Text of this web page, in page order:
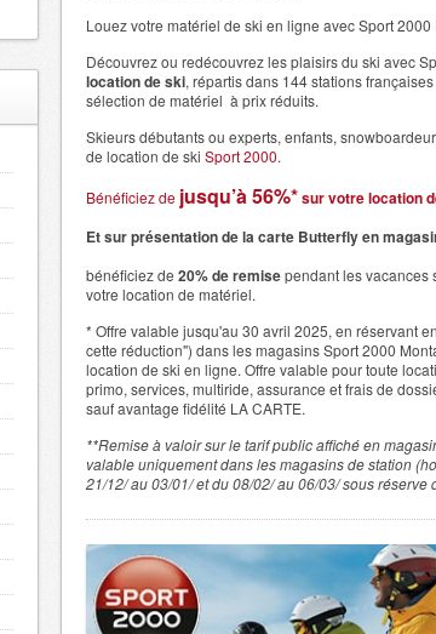
Louez votre matériel de ski en ligne avec Sport 2000
Découvrez ou redécouvrez les plaisirs du ski avec
location de ski, répartis dans 144 stations
sélection de matériel à prix réduits.
Skieurs débutants ou experts, enfants,
de location de ski Sport 2000.
Bénéficiez de jusqu’à 56%*sur votre location
Et sur présentation de la carte Butterfly en
bénéficiez de 20% de remisependant les vacances
votre location de matériel.
* Offre valable jusqu'au 30 avril 2025, en réservant
cette réduction") dans les magasins Sport 2000
location de ski en ligne. Offre valable pour toute
primo, services, multiride, assurance et frais de
sauf avantage fidélité LA CARTE.
**Remise à valoir sur le tarif public affiché en
valable uniquement dans les magasins de station
21/12/ au 03/01/ et du 08/02/ au 06/03/ sous réserve